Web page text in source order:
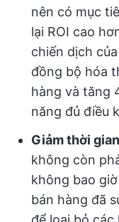
nên có mục
lại ROI cao
chiến dịch
đồng bộ hóa
hàng và tăng
năng đủ điều
Giảm thời
không còn
không bao
bán hàng đã